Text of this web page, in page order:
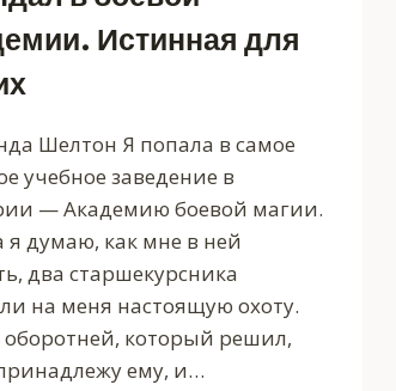
Истинная для
Шелтон Я попала в самое
учебное заведение в
— Академию боевой магии.
я думаю, как мне в ней
два старшекурсника
на меня настоящую охоту.
который решил,
ему, и…